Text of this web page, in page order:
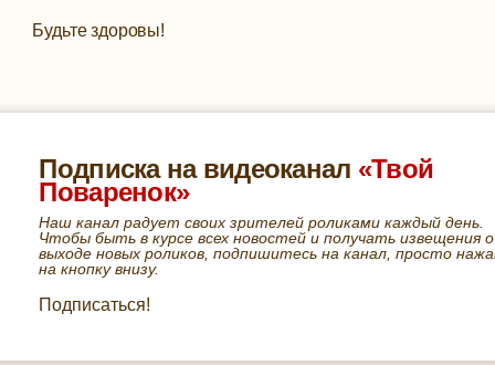
Будьте здоровы!
Подписка на видеоканал «Твой
Поваренок»
Наш канал радует своих зрителей роликами каждый день.
Чтобы быть в курсе всех новостей и получать извещения о
выходе новых роликов, подпишитесь на канал, просто
на кнопку внизу.
Подписаться!